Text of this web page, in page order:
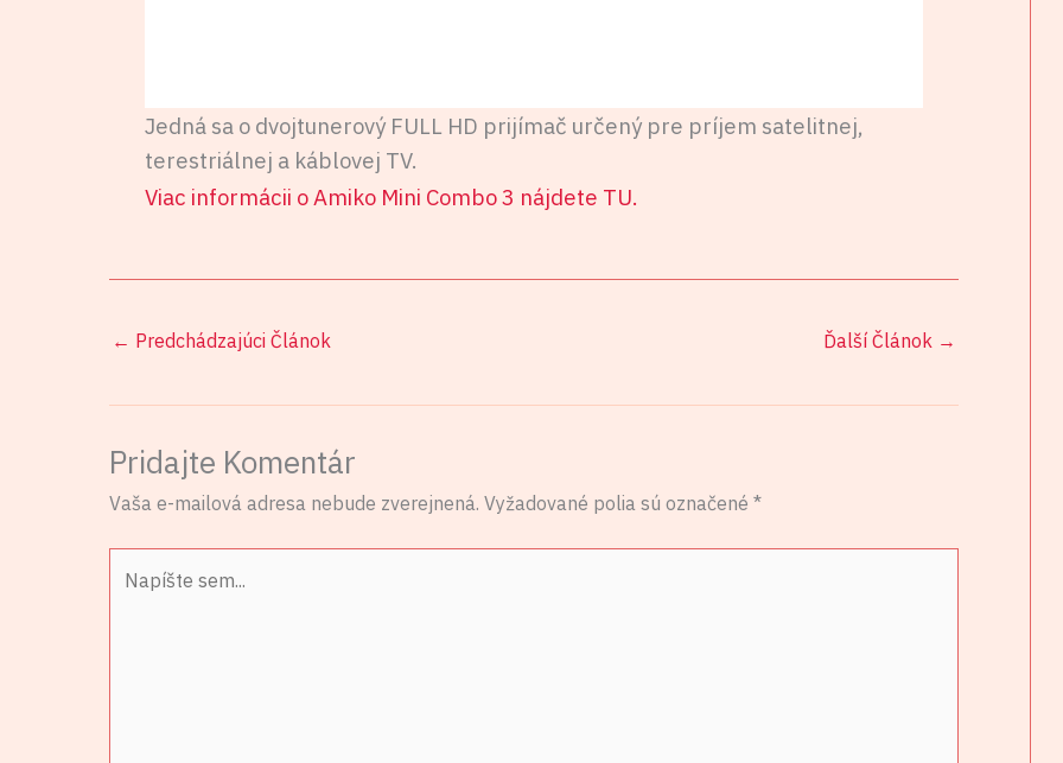
Jedná sa o dvojtunerový FULL HD prijímač určený pre príjem satelitnej,
terestriálnej a káblovej TV.
Viac informácii o Amiko Mini Combo 3 nájdete TU.
← Predchádzajúci Článok Ďalší Článok →
Pridajte Komentár
Vaša e-mailová adresa nebude zverejnená. Vyžadované polia sú označené *
sem...